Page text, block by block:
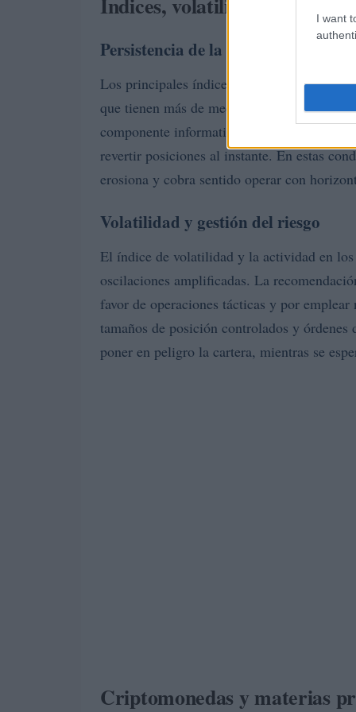
I want
Persistencia de la fragilidad en
Los principales índices, desde el S&P 500
que tienen más de mecánica que de
componente informativo: declaraciones
revertir posiciones al instante. En estas
erosiona y cobra sentido operar con
Volatilidad y gestión del riesgo
El índice de volatilidad y la actividad en
oscilaciones amplificadas. La
favor de operaciones tácticas y por
tamaños de posición controlados y
poner en peligro la cartera, mientras se
Criptomonedas y materias